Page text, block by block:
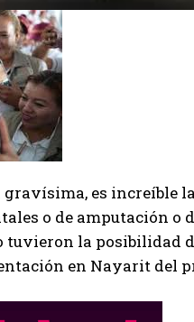
es increíble
o de amputación o
la posibilidad
en Nayarit del